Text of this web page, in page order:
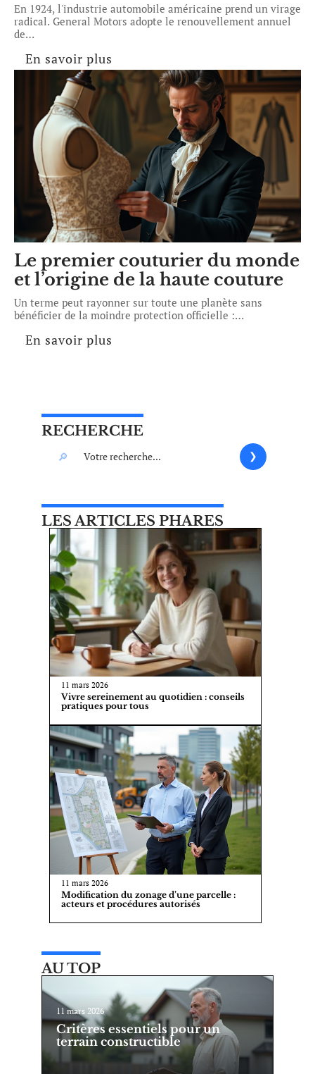
En 1924, l'industrie automobile américaine prend un virage
radical. General Motors adopte le renouvellement annuel
de…
En savoir plus
Le premier couturier du monde
et l’origine de la haute couture
Un terme peut rayonner sur toute une planète sans
bénéficier de la moindre protection officielle :…
En savoir plus
RECHERCHE
LES ARTICLES PHARES
11 mars 2026
Vivre sereinement au quotidien : conseils
pratiques pour tous
11 mars 2026
Modification du zonage d’une parcelle :
acteurs et procédures autorisés
AU TOP
11 mars 2026
Critères essentiels pour un
terrain constructible